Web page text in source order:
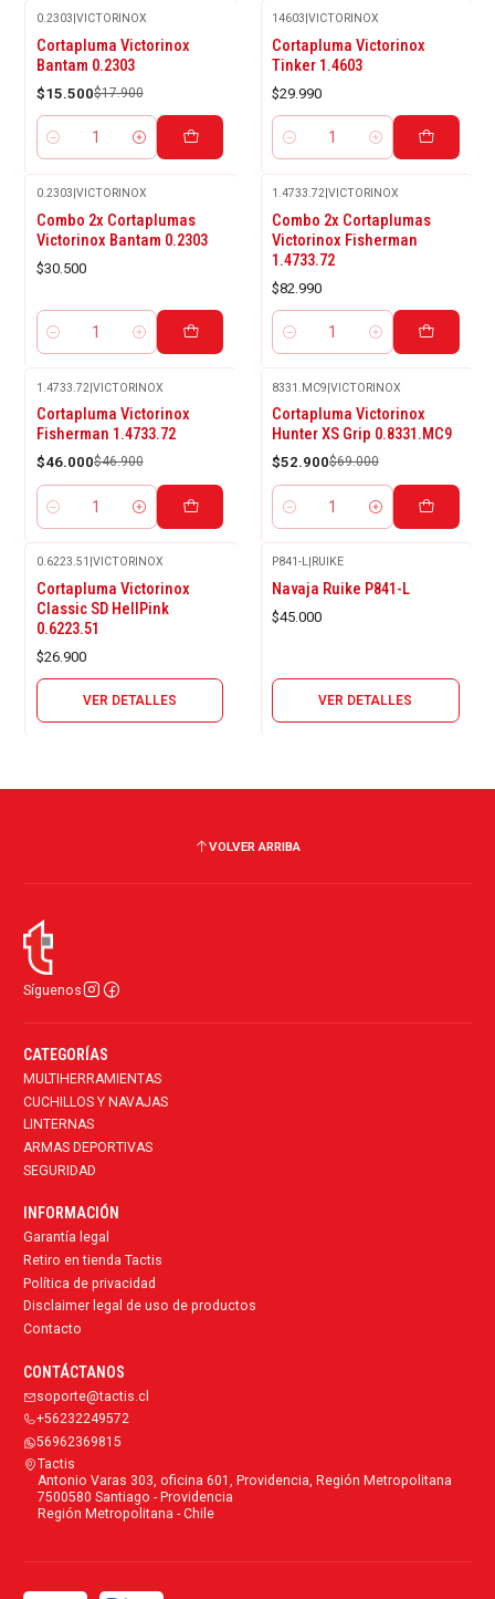
-13%
OFF
0.2303 VICTORINOX
Cortapluma Victorinox
Bantam 0.2303
$15.500$17.900
Cantidad
14603 VICTORINOX
Cortapluma Victorinox
Tinker 1.4603
$29.990
Cantidad
0.2303|VICTORINOX
Combo 2x Cortaplumas
Victorinox Bantam 0.2303
$30.500
Cantidad
1.4733.72|VICTORINOX
Combo 2x Cortaplumas
Victorinox Fisherman
1.4733.72
$82.990
Cantidad
-2%
OFF
1.4733.72|VICTORINOX
Cortapluma Victorinox
Fisherman 1.4733.72
$46.000$46.900
Cantidad
-23%
OFF
8331.MC9|VICTORINOX
Cortapluma Victorinox
Hunter XS Grip 0.8331.MC9
$52.900$69.000
Cantidad
0.6223.51 VICTORINOX
Cortapluma Victorinox
Classic SD HellPink
0.6223.51
$26.900
VER DETALLES
P841-L RUIKE
Navaja Ruike P841-L
$45.000
VER DETALLES
VOLVER ARRIBA
Síguenos
CATEGORÍAS
MULTIHERRAMIENTAS
CUCHILLOS Y NAVAJAS
LINTERNAS
ARMAS DEPORTIVAS
SEGURIDAD
INFORMACIÓN
Garantía legal
Retiro en tienda Tactis
Política de privacidad
Disclaimer legal de uso de productos
Contacto
CONTÁCTANOS
soporte@tactis.cl
+56232249572
56962369815
Tactis
Antonio Varas 303, oficina 601, Providencia, Región Metropolitana
7500580 Santiago - Providencia
Región Metropolitana - Chile